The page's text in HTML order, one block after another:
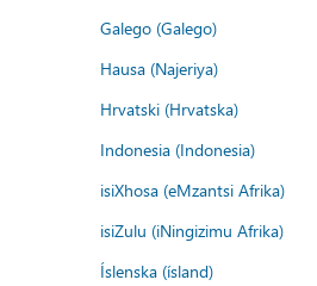
Galego (Galego)
Hausa (Najeriya)
Hrvatski (Hrvatska)
Indonesia (Indonesia)
isiXhosa (eMzantsi Afrika)
isiZulu (iNingizimu Afrika)
Íslenska (ísland)